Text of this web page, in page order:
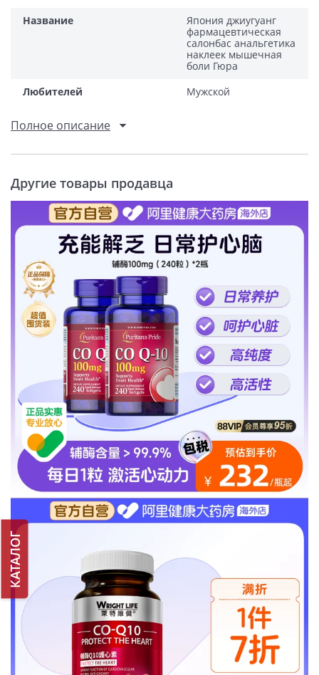
КАТАЛОГ
Название
Япония джиугуанг
фармацевтическая
салонбас анальгетика
наклеек мышечная
боли Гюра
Любителей
Мужской
Полное описание
Другие товары продавца